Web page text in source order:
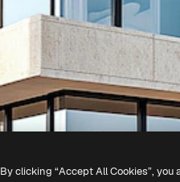
By clicking “Accept All Cookies”,